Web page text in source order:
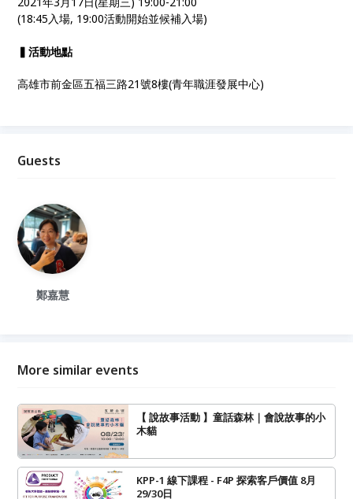
(18:45入場, 19:00活動開始並候補入場)
▍活動地點
高雄市前金區五福三路21號8樓(青年職涯發展中心)
Guests
鄭嘉慧
More similar events
【 說故事活動 】童話森林｜會說故事的小
木貓
KPP-1 線下課程 - F4P 探索客戶價值 8月
29/30日